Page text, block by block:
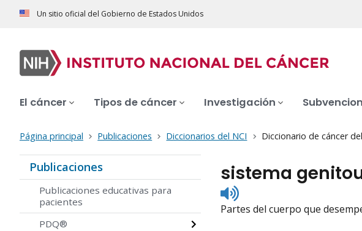
Un sitio oficial del Gobierno de Estados Unidos
El cáncer Tipos de cáncer Investigación
Página principal Publicaciones Diccionarios del NCI Diccionario de cáncer
Publicaciones
Publicaciones educativas para
pacientes
PDQ®
sistema
Listen
to
pronunciation
Partes del cuerpo que